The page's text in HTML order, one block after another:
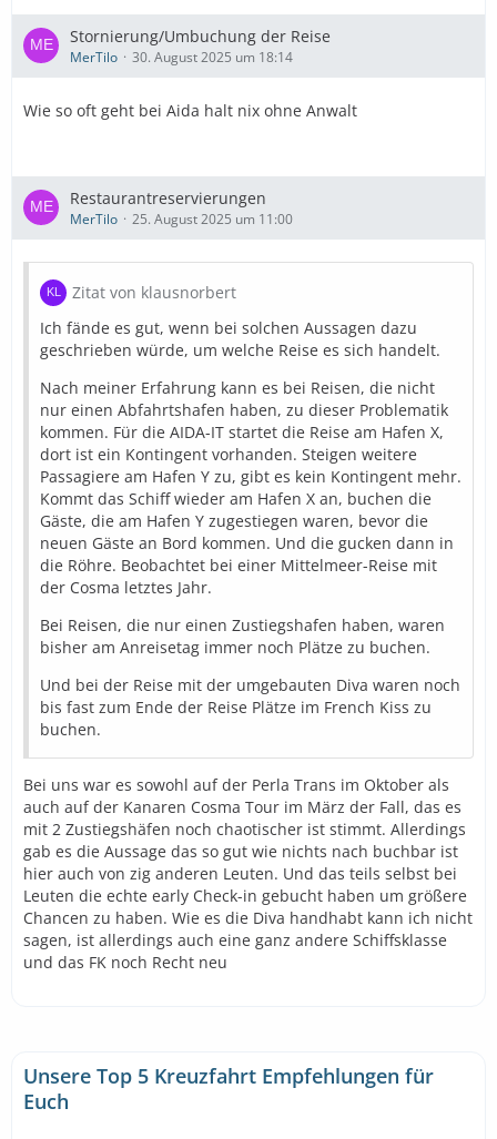
Stornierung/Umbuchung der Reise
MerTilo 30. August 2025 um 18:14
Wie so oft geht bei Aida halt nix ohne Anwalt
Restaurantreservierungen
MerTilo 25. August 2025 um 11:00
Zitat von klausnorbert
Ich fände es gut, wenn bei solchen Aussagen dazu
geschrieben würde, um welche Reise es sich handelt.
Nach meiner Erfahrung kann es bei Reisen, die nicht
nur einen Abfahrtshafen haben, zu dieser Problematik
kommen. Für die AIDA-IT startet die Reise am Hafen X,
dort ist ein Kontingent vorhanden. Steigen weitere
Passagiere am Hafen Y zu, gibt es kein Kontingent mehr.
Kommt das Schiff wieder am Hafen X an, buchen die
Gäste, die am Hafen Y zugestiegen waren, bevor die
neuen Gäste an Bord kommen. Und die gucken dann in
die Röhre. Beobachtet bei einer Mittelmeer-Reise mit
der Cosma letztes Jahr.
Bei Reisen, die nur einen Zustiegshafen haben, waren
bisher am Anreisetag immer noch Plätze zu buchen.
Und bei der Reise mit der umgebauten Diva waren noch
bis fast zum Ende der Reise Plätze im French Kiss zu
buchen.
Bei uns war es sowohl auf der Perla Trans im Oktober als
auch auf der Kanaren Cosma Tour im März der Fall, das es
mit 2 Zustiegshäfen noch chaotischer ist stimmt. Allerdings
gab es die Aussage das so gut wie nichts nach buchbar ist
hier auch von zig anderen Leuten. Und das teils selbst bei
Leuten die echte early Check-in gebucht haben um größere
Chancen zu haben. Wie es die Diva handhabt kann ich nicht
sagen, ist allerdings auch eine ganz andere Schiffsklasse
und das FK noch Recht neu
Unsere Top 5 Kreuzfahrt Empfehlungen für
Euch